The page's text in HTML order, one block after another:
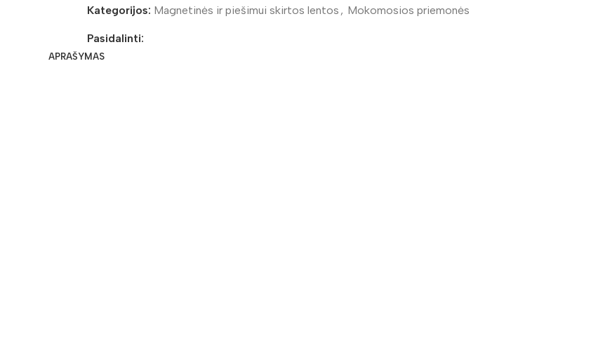
Kategorijos: Magnetinės ir piešimui skirtos lentos , Mokomosios priemonės
Pasidalinti:
APRAŠYMAS